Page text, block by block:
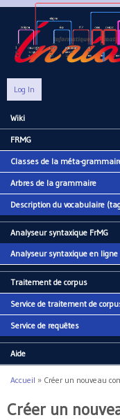
Log In
Main menu
Wiki
FRMG
Classes de la méta-
Arbres de la grammaire
Description du vocabulaire
Analyseur syntaxique FrMG
Analyseur syntaxique en ligne
Traitement de corpus
Service de traitement de
Service de requêtes
Aide
Vous êtes ici
Accueil » Créer un nouveau
Créer un